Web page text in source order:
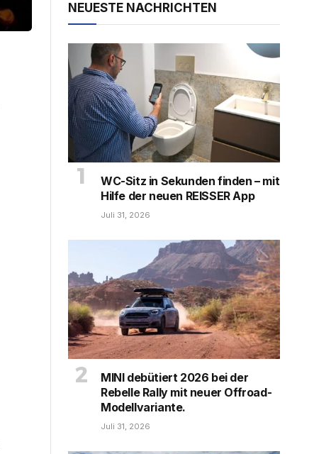
NEUESTE NACHRICHTEN
WC-Sitz in Sekunden finden – mit
Hilfe der neuen REISSER App
Juli 31, 2026
MINI debütiert 2026 bei der
Rebelle Rally mit neuer Offroad-
Modellvariante.
Juli 31, 2026